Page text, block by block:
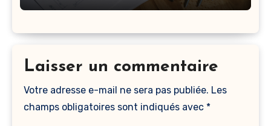
Laisser un commentaire
Votre adresse e-mail ne sera pas publiée. Les
champs obligatoires sont indiqués avec *